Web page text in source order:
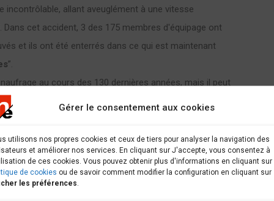
Gérer le consentement aux cookies
utilisons nos propres cookies et ceux de tiers pour analyser la navigation des
et améliorer nos services. En cliquant sur J'accepte, vous consentez à
de ces cookies. Vous pouvez obtenir plus d'informations en cliquant sur
de cookies ou de savoir comment modifier la configuration en cliquant sur
les préférences
incontrôlable, allant aveuglément à une vitesse
cet accident, 3 des 175 membres d'équipage ont
et ils ont été enterrés dans ce qui est maintenant
”.
au cours des 130 dernières années, mais il peut
dans le passé qui sont inconnues. C'est pourquoi
en faisant la route des naufrages, et honorer